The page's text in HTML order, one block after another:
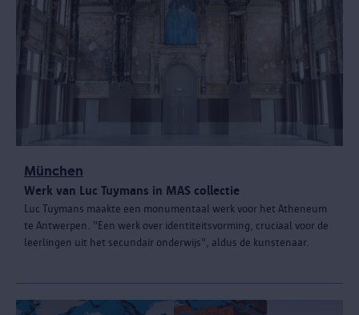
München
Werk van Luc Tuymans in MAS collectie
Luc Tuymans maakte een monumentaal werk voor het Atheneum
te Antwerpen. "Een werk over identiteitsvorming, cruciaal voor de
leerlingen uit het secundair onderwijs", aldus de kunstenaar.